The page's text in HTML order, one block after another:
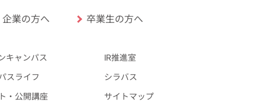
企業の方へ 卒業生の方へ
キャンパス
スライフ
・公開講座
IR推進室
シラバス
サイトマップ